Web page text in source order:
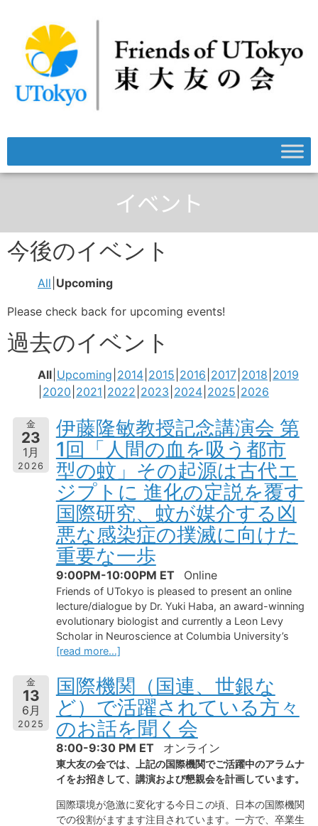
イベント
今後のイベント
All Upcoming
Please check back for upcoming events!
過去のイベント
All Upcoming 2014 2015 2016 2017 2018 2019
2020 2021 2022 2023 2024 2025 2026
金
23
1月
2026
伊藤隆敏教授記念講演会 第
1回「人間の血を吸う都市
型の蚊」その起源は古代エ
ジプトに 進化の定説を覆す
国際研究、蚊が媒介する凶
悪な感染症の撲滅に向けた
重要な一歩
9:00PM-10:00PM ET Online
Friends of UTokyo is pleased to present an online
lecture/dialogue by Dr. Yuki Haba, an award-winning
evolutionary biologist and currently a Leon Levy
Scholar in Neuroscience at Columbia University’s
[read more…]
金
13
6月
2025
国際機関（国連、世銀な
ど）で活躍されている方々
のお話を聞く会
8:00-9:30 PM ET オンライン
東大友の会では、上記の国際機関でご活躍中のアラムナ
イをお招きして、講演および懇親会を計画しています。
国際環境が急激に変化する今日この頃、日本の国際機関
での役割がますます注目されています。一方で、卒業生